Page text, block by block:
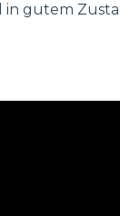
in gutem